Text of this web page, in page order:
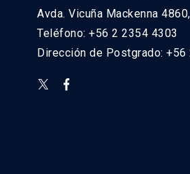
Avda. Vicuña Mackenna
Teléfono: +56 2 2354 4303
Dirección de Postgrado: +56